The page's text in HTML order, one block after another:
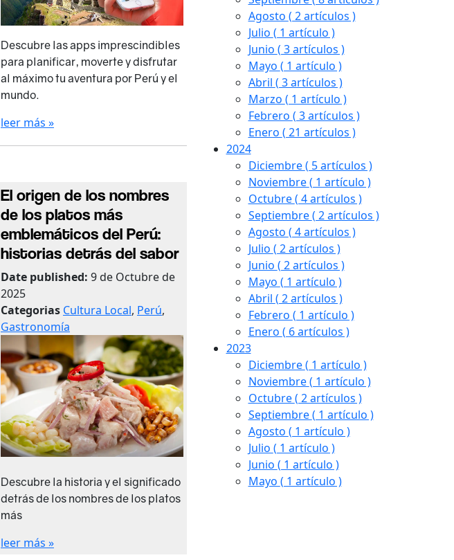
Descubre las apps imprescindibles
para planificar, moverte y disfrutar
al máximo tu aventura por Perú y el
mundo.
leer más »
El origen de los nombres
de los platos más
emblemáticos del Perú:
historias detrás del sabor
Date published: 9 de Octubre de
2025
Categorias Cultura Local, Perú,
Gastronomía
Descubre la historia y el significado
detrás de los nombres de los platos
más
leer más »
Agosto ( 2 artículos )
Julio ( 1 artículo )
Junio ( 3 artículos )
Mayo ( 1 artículo )
Abril ( 3 artículos )
Marzo ( 1 artículo )
Febrero ( 3 artículos )
Enero ( 21 artículos )
2024
Diciembre( 5 artículos )
Noviembre( 1 artículo )
Octubre( 4 artículos )
Septiembre( 2 artículos )
Agosto ( 4 artículos )
Julio ( 2 artículos )
Junio ( 2 artículos )
Mayo ( 1 artículo )
Abril ( 2 artículos )
Febrero ( 1 artículo )
Enero ( 6 artículos )
2023
Diciembre( 1 artículo )
Noviembre( 1 artículo )
Octubre( 2 artículos )
Septiembre( 1 artículo )
Agosto ( 1 artículo )
Julio ( 1 artículo )
Junio ( 1 artículo )
Mayo ( 1 artículo )